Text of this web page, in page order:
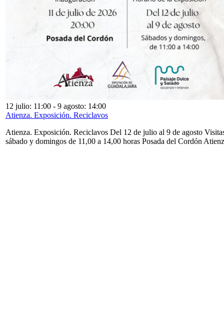
12 julio: 11:00 - 9 agosto: 14:00
Atienza. Exposición. Reciclavos
Atienza. Exposición. Reciclavos Del 12 de julio al 9 de agosto
sábado y domingos de 11,00 a 14,00 horas Posada del Cordón